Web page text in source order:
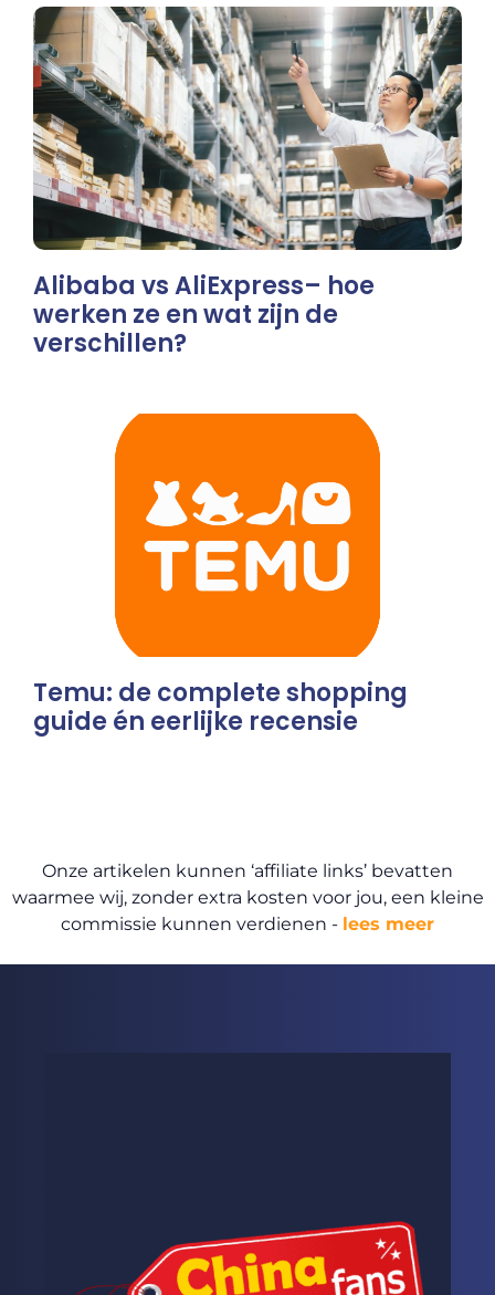
Alibaba vs AliExpress– hoe
werken ze en wat zijn de
verschillen?
Temu: de complete shopping
guide én eerlijke recensie
Onze artikelen kunnen ‘affiliate links’ bevatten
waarmee wij, zonder extra kosten voor jou, een kleine
commissie kunnen verdienen - lees meer